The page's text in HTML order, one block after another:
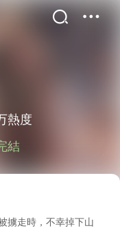
熱度
結
走時，不幸掉下山
書屋